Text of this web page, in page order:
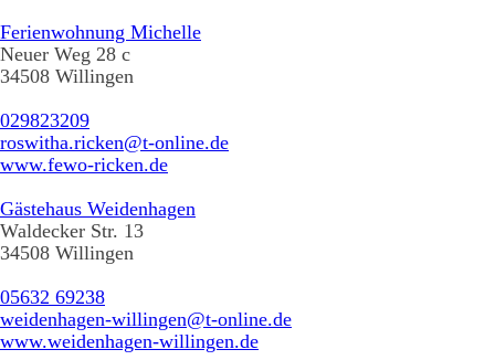
Ferienwohnung Michelle
Neuer Weg 28 c
34508 Willingen
029823209
roswitha.ricken@t-online.de
www.fewo-ricken.de
Gästehaus Weidenhagen
Waldecker Str. 13
34508 Willingen
05632 69238
weidenhagen-willingen@t-online.de
www.weidenhagen-willingen.de